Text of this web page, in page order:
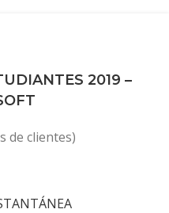
2019 –
de clientes)